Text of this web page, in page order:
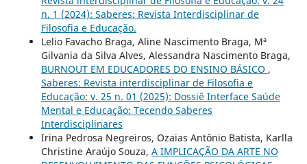
n. 1 (2024): Saberes: Revista Interdisciplinar de
Filosofia e Educação.
Lelio Favacho Braga, Aline Nascimento Braga, Mª
Gilvania da Silva Alves, Alessandra Nascimento Braga,
BURNOUT EM EDUCADORES DO ENSINO BÁSICO ,
Saberes: Revista interdisciplinar de Filosofia e
Educação: v. 25 n. 01 (2025): Dossiê Interface Saúde
Mental e Educação: Tecendo Saberes
Interdisciplinares
Irina Pedrosa Negreiros, Ozaias Antônio Batista, Karlla
Christine Araújo Souza, A IMPLICAÇÃO DA ARTE NO